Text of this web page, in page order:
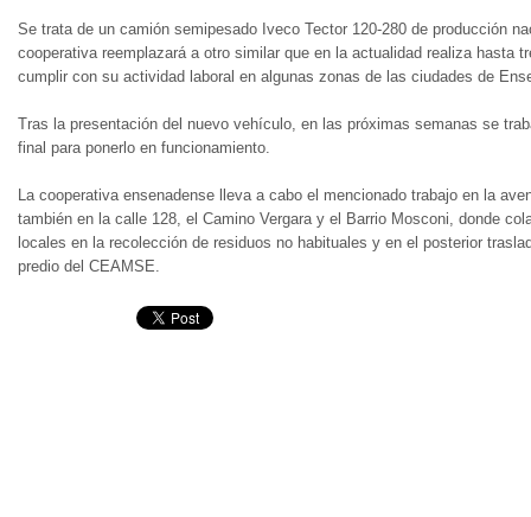
Se trata de un camión semipesado Iveco Tector 120-280 de producción
cooperativa reemplazará a otro similar que en la actualidad realiza hasta
cumplir con su actividad laboral en algunas zonas de las ciudades de
Tras la presentación del nuevo vehículo, en las próximas semanas se
final para ponerlo en funcionamiento.
La cooperativa ensenadense lleva a cabo el mencionado trabajo en la
también en la calle 128, el Camino Vergara y el Barrio Mosconi, donde
locales en la recolección de residuos no habituales y en el posterior
predio del CEAMSE.